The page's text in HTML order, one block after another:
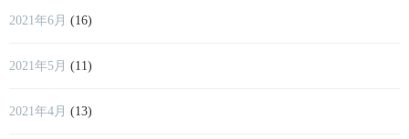
2021年6月 (16)
2021年5月 (11)
2021年4月 (13)